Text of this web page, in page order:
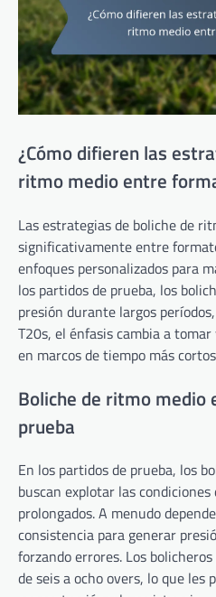
¿Cómo difieren las
ritmo medio entre
Las estrategias de boliche de
significativamente entre
enfoques personalizados para
los partidos de prueba, los
presión durante largos
T20s, el énfasis cambia a
en marcos de tiempo más
Boliche de ritmo medio
prueba
En los partidos de prueba, los
buscan explotar las
prolongados. A menudo
consistencia para generar
forzando errores. Los
de seis a ocho overs, lo que